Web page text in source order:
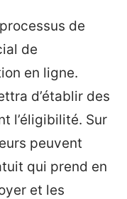
de
de
en ligne.
d’établir des
l’éligibilité. Sur
peuvent
qui prend en
et les